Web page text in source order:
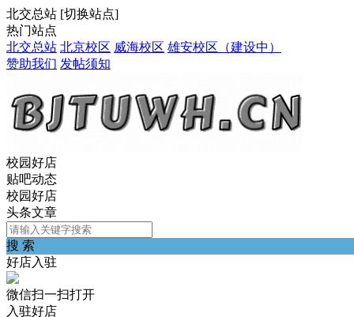
北交总站 [切换站点]
热门站点
北交总站 北京校区 威海校区 雄安校区（建设中）
赞助我们 发帖须知
校园好店
贴吧动态
校园好店
头条文章
搜 索
好店入驻
微信扫一扫打开
入驻好店